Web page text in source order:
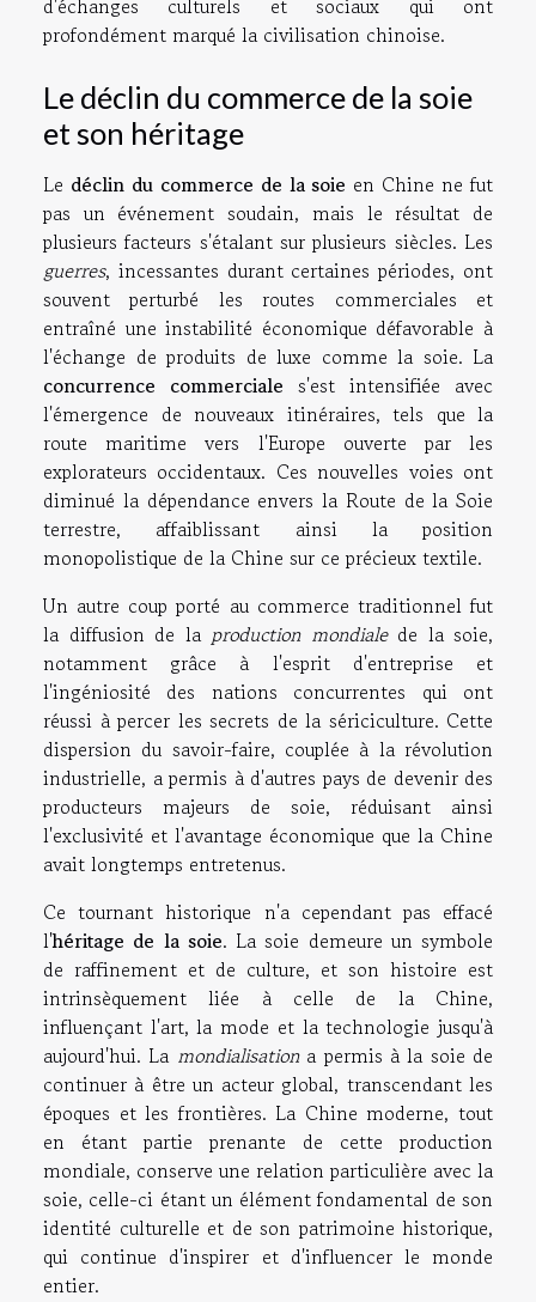
d'échanges culturels et sociaux qui ont
profondément marqué la civilisation chinoise.
Le déclin du commerce de la soie
et son héritage
Le déclin du commerce de la soie en Chine ne fut
pas un événement soudain, mais le résultat de
plusieurs facteurs s'étalant sur plusieurs siècles. Les
guerres, incessantes durant certaines périodes, ont
souvent perturbé les routes commerciales et
entraîné une instabilité économique défavorable à
l'échange de produits de luxe comme la soie. La
concurrence commerciale s'est intensifiée avec
l'émergence de nouveaux itinéraires, tels que la
route maritime vers l'Europe ouverte par les
explorateurs occidentaux. Ces nouvelles voies ont
diminué la dépendance envers la Route de la Soie
terrestre, affaiblissant ainsi la position
monopolistique de la Chine sur ce précieux textile.
Un autre coup porté au commerce traditionnel fut
la diffusion de la production mondialede la soie,
notamment grâce à l'esprit d'entreprise et
l'ingéniosité des nations concurrentes qui ont
réussi à percer les secrets de la sériciculture. Cette
dispersion du savoir-faire, couplée à la révolution
industrielle, a permis à d'autres pays de devenir des
producteurs majeurs de soie, réduisant ainsi
l'exclusivité et l'avantage économique que la Chine
avait longtemps entretenus.
Ce tournant historique n'a cependant pas effacé
l'héritage de la soie. La soie demeure un symbole
de raffinement et de culture, et son histoire est
intrinsèquement liée à celle de la Chine,
influençant l'art, la mode et la technologie jusqu'à
aujourd'hui. La mondialisationa permis à la soie de
continuer à être un acteur global, transcendant les
époques et les frontières. La Chine moderne, tout
en étant partie prenante de cette production
mondiale, conserve une relation particulière avec la
soie, celle-ci étant un élément fondamental de son
identité culturelle et de son patrimoine historique,
qui continue d'inspirer et d'influencer le monde
entier.